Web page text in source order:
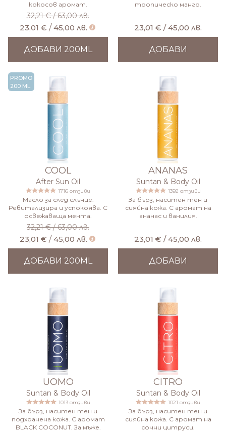
кокосов аромат.
32,21 €/63,00 лв.
23,01 € / 45,00 лв.
ДОБАВИ 200ML
тропическо манго.
23,01 € / 45,00 лв.
ДОБАВИ
PROMO
200 ML
COOL
After Sun Oil
1716 отзиви
Масло за след слънце.
Ревитализира и успокоява. С
освежаваща мента.
32,21 €/63,00 лв.
23,01 € / 45,00 лв.
ДОБАВИ 200ML
ANANAS
Suntan & Body Oil
1392 отзиви
За бърз, наситен тен и
сияйна кожа. С аромат на
ананас и ванилия.
23,01 € / 45,00 лв.
ДОБАВИ
UOMO
Suntan & Body Oil
1013 отзиви
За бърз, наситен тен и
подхранена кожа. С аромат
BLACK COCONUT. За мъже.
CITRO
Suntan & Body Oil
1021 отзиви
За бърз, наситен тен и
сияйна кожа. С аромат на
сочни цитруси.